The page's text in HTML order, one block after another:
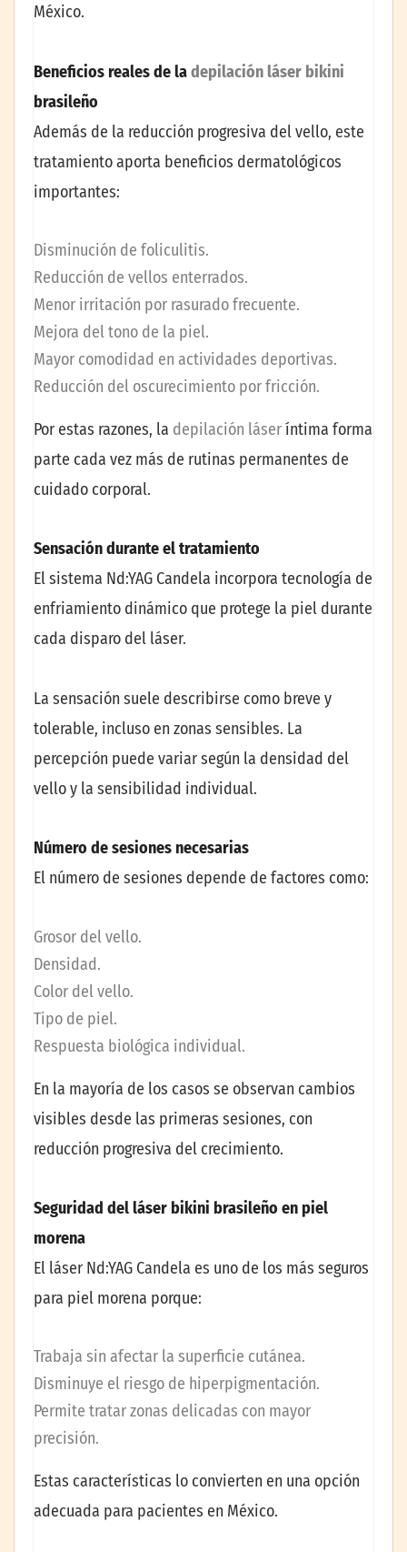
México.
Beneficios reales de ladepilación láser bikini
brasileño
Además de la reducción progresiva del vello, este
tratamiento aporta beneficios dermatológicos
importantes:
Disminución de foliculitis.
Reducción de vellos enterrados.
Menor irritación por rasurado frecuente.
Mejora del tono de la piel.
Mayor comodidad en actividades deportivas.
Reducción del oscurecimiento por fricción.
Por estas razones, la depilación láseríntima forma
parte cada vez más de rutinas permanentes de
cuidado corporal.
Sensación durante el tratamiento
El sistema Nd:YAG Candela incorpora tecnología de
enfriamiento dinámico que protege la piel durante
cada disparo del láser.
La sensación suele describirse como breve y
tolerable, incluso en zonas sensibles. La
percepción puede variar según la densidad del
vello y la sensibilidad individual.
Número de sesiones necesarias
El número de sesiones depende de factores como:
Grosor del vello.
Densidad.
Color del vello.
Tipo de piel.
Respuesta biológica individual.
En la mayoría de los casos se observan cambios
visibles desde las primeras sesiones, con
reducción progresiva del crecimiento.
Seguridad del láser bikini brasileño en piel
morena
El láser Nd:YAG Candela es uno de los más seguros
para piel morena porque:
Trabaja sin afectar la superficie cutánea.
Disminuye el riesgo de hiperpigmentación.
Permite tratar zonas delicadas con mayor
precisión.
Estas características lo convierten en una opción
adecuada para pacientes en México.